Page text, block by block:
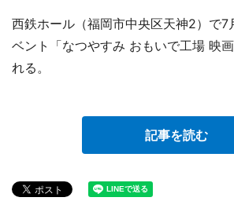
西鉄ホール（福岡市中央区天神2）で7
ベント「なつやすみ おもいで工場 映
れる。
記事を読む